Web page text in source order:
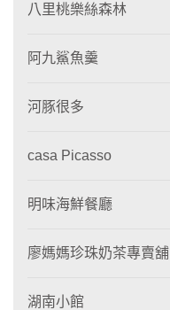
八里桃樂絲森林
阿九鯊魚羹
河豚很多
casa Picasso
明味海鮮餐廳
廖媽媽珍珠奶茶專賣舖
湖南小館